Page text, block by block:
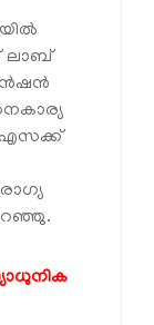
ലാബ്
ഐസക്ക്